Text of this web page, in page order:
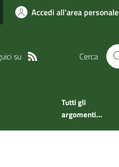
Accedi all'area personale
su Cerca
Tutti gli
argomenti...